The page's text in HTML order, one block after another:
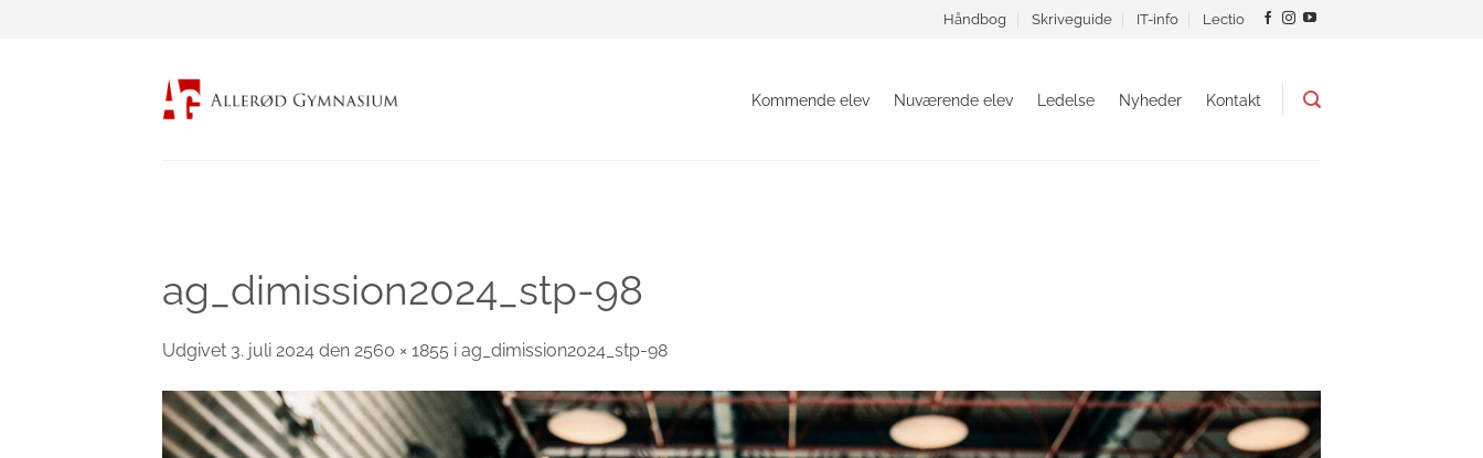
Håndbog Skriveguide IT-info Lectio
Kommende elev Nuværende elev Ledelse Nyheder Kontakt
ag_dimission2024_stp-98
Udgivet 3. juli 2024 den 2560 × 1855 i ag_dimission2024_stp-98